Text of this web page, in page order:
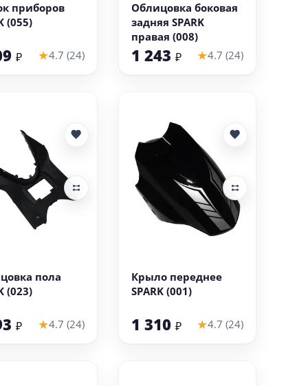
приборов
(055)
₽ ★4.7 (24)
Облицовка боковая
задняя SPARK
правая (008)
1 243 ₽ ★4.7 (24)
пола
(023)
₽ ★4.7 (24)
Крыло переднее
SPARK (001)
1 310 ₽ ★4.7 (24)